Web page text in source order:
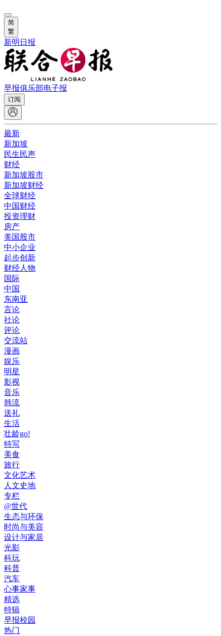
简
繁
新明日报
早报俱乐部电子报
订阅
最新
新加坡
民生民声
财经
新加坡股市
新加坡财经
全球财经
中国财经
投资理财
房产
美国股市
中小企业
起步创新
财经人物
国际
中国
东南亚
言论
社论
评论
交流站
漫画
娱乐
明星
影视
音乐
韩流
送礼
生活
壮龄go!
特写
美食
旅行
文化艺术
人文史地
专栏
@世代
生态与环保
时尚与美容
设计与家居
光影
科玩
科普
汽车
心事家事
精选
特辑
早报校园
热门